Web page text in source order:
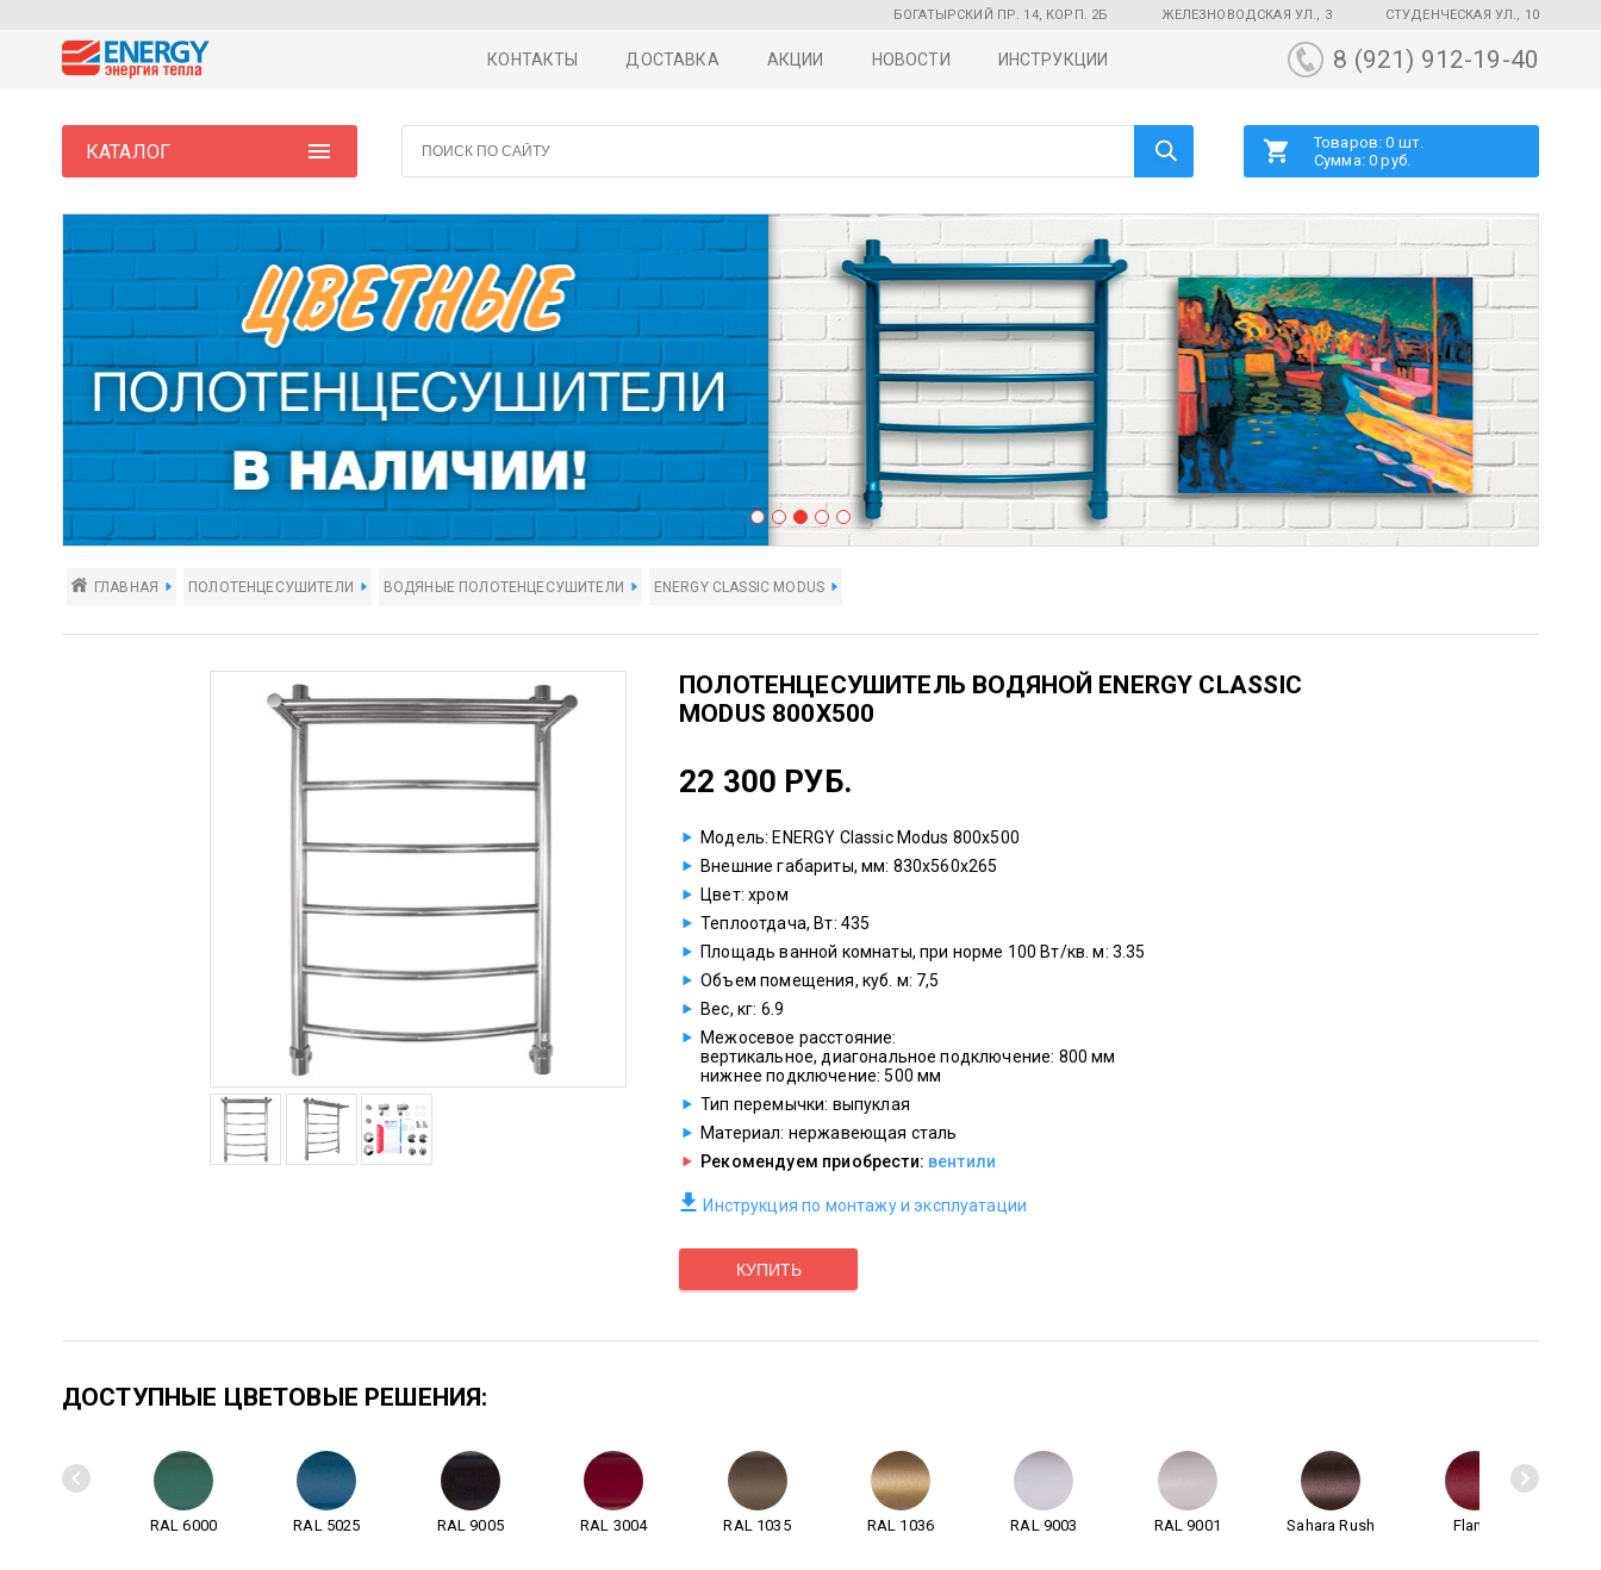
БОГАТЫРСКИЙ ПР. 14, КОРП. 2Б ЖЕЛЕЗНОВОДСКАЯ УЛ., 3 СТУДЕНЧЕСКАЯ УЛ., 10
КОНТАКТЫ ДОСТАВКА АКЦИИ НОВОСТИ ИНСТРУКЦИИ 8 (921) 912-19-40
КАТАЛОГ
Товаров: 0 шт.
Сумма: 0 руб.
ГЛАВНАЯ ПОЛОТЕНЦЕСУШИТЕЛИ ВОДЯНЫЕ ПОЛОТЕНЦЕСУШИТЕЛИ ENERGY CLASSIC MODUS
ПОЛОТЕНЦЕСУШИТЕЛЬ ВОДЯНОЙ ENERGY CLASSIC
MODUS 800X500
22 300 РУБ.
Модель: ENERGY Classic Modus 800x500
Внешние габариты, мм: 830x560x265
Цвет: хром
Теплоотдача, Вт: 435
Площадь ванной комнаты, при норме 100 Вт/кв. м: 3.35
Объем помещения, куб. м: 7,5
Вес, кг: 6.9
Межосевое расстояние:
вертикальное, диагональное подключение: 800 мм
нижнее подключение: 500 мм
Тип перемычки: выпуклая
Материал: нержавеющая сталь
Рекомендуем приобрести: вентили
Инструкция по монтажу и эксплуатации
КУПИТЬ
ДОСТУПНЫЕ ЦВЕТОВЫЕ РЕШЕНИЯ:
RAL 6000 RAL 5025 RAL 9005 RAL 3004 RAL 1035 RAL 1036 RAL 9003 RAL 9001 Sahara Rush Flame